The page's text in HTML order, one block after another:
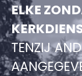
ELKE
TENZIJ